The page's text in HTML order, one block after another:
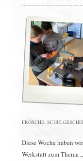
FRÖSCHE,
Diese Woche haben
Werkstatt zum Thema